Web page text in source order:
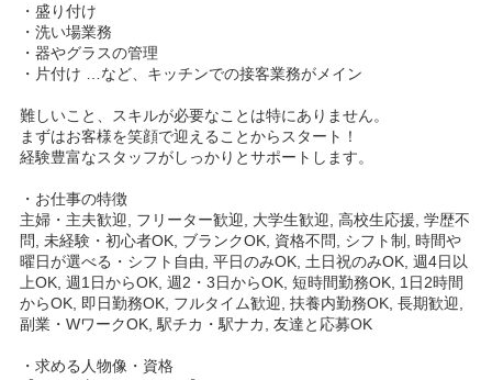
・盛り付け
・洗い場業務
・器やグラスの管理
・片付け …など、キッチンでの接客業務がメイン
難しいこと、スキルが必要なことは特にありません。
まずはお客様を笑顔で迎えることからスタート！
経験豊富なスタッフがしっかりとサポートします。
・お仕事の特徴
主婦・主夫歓迎, フリーター歓迎, 大学生歓迎, 高校生応援, 学歴不
問, 未経験・初心者OK, ブランクOK, 資格不問, シフト制, 時間や
曜日が選べる・シフト自由, 平日のみOK, 土日祝のみOK, 週4日以
上OK, 週1日からOK, 週2・3日からOK, 短時間勤務OK, 1日2時間
からOK, 即日勤務OK, フルタイム歓迎, 扶養内勤務OK, 長期歓迎,
副業・WワークOK, 駅チカ・駅ナカ, 友達と応募OK
・求める人物像・資格